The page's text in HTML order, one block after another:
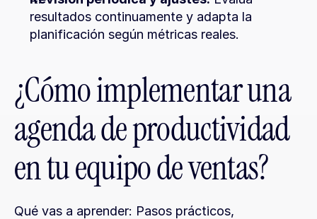
resultados continuamente y adapta la
planificación según métricas reales.
¿Cómo implementar una
agenda de productividad
en tu equipo de ventas?
Qué vas a aprender: Pasos prácticos,